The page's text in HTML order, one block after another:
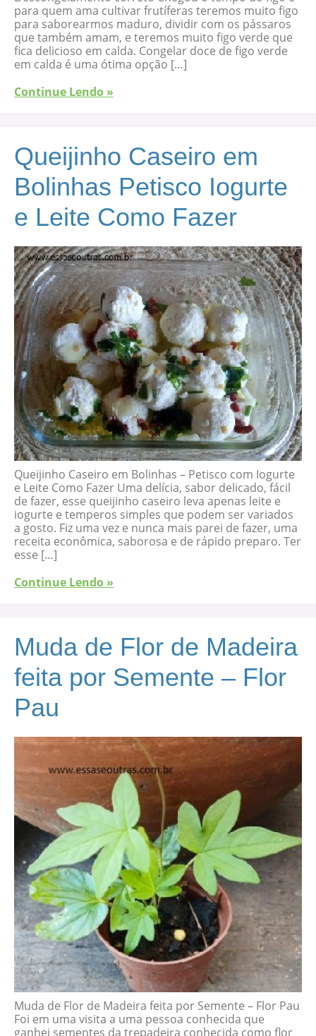
para quem ama cultivar frutíferas teremos muito figo
para saborearmos maduro, dividir com os pássaros
que também amam, e teremos muito figo verde que
fica delicioso em calda. Congelar doce de figo verde
em calda é uma ótima opção […]
Continue Lendo »
Queijinho Caseiro em
Bolinhas Petisco Iogurte
e Leite Como Fazer
Queijinho Caseiro em Bolinhas – Petisco com Iogurte
e Leite Como Fazer Uma delícia, sabor delicado, fácil
de fazer, esse queijinho caseiro leva apenas leite e
iogurte e temperos simples que podem ser variados
a gosto. Fiz uma vez e nunca mais parei de fazer, uma
receita econômica, saborosa e de rápido preparo. Ter
esse […]
Continue Lendo »
Muda de Flor de Madeira
feita por Semente – Flor
Pau
Muda de Flor de Madeira feita por Semente – Flor Pau
Foi em uma visita a uma pessoa conhecida que
ganhei sementes da trepadeira conhecida como flor